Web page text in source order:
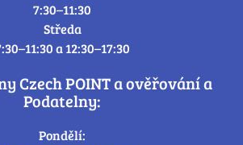
7:30–11:30
Středa
a 12:30–17:30
Czech POINT a ověřování a
Podatelny:
Pondělí: